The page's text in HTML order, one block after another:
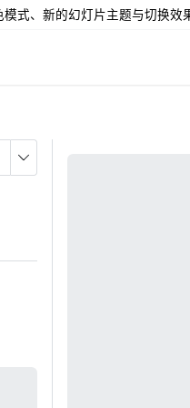
式、新的幻灯片主题与切换效